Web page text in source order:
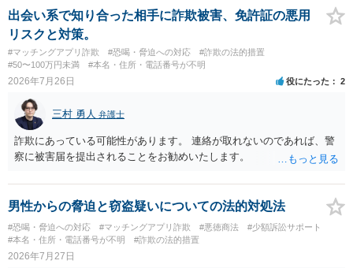
出会い系で知り合った相手に詐欺被害、免許証の悪用
リスクと対策。
#マッチングアプリ詐欺 #恐喝・脅迫への対応
#詐欺の法的措置
#50〜100万円未満
#本名・住所・電話番号が不明
2026年7月26日 役にたった 2
三村 勇人 弁護士
詐欺にあっている可能性があります。 連絡が取れないのであれば、警
察に被害届を提出されることをお勧めいたします。
男性からの脅迫と窃盗疑いについての法的対処法
#恐喝・脅迫への対応 #マッチングアプリ詐欺 #悪徳商法
#少額訴訟サポート
#本名・住所・電話番号が不明
#詐欺の法的措置
2026年7月27日